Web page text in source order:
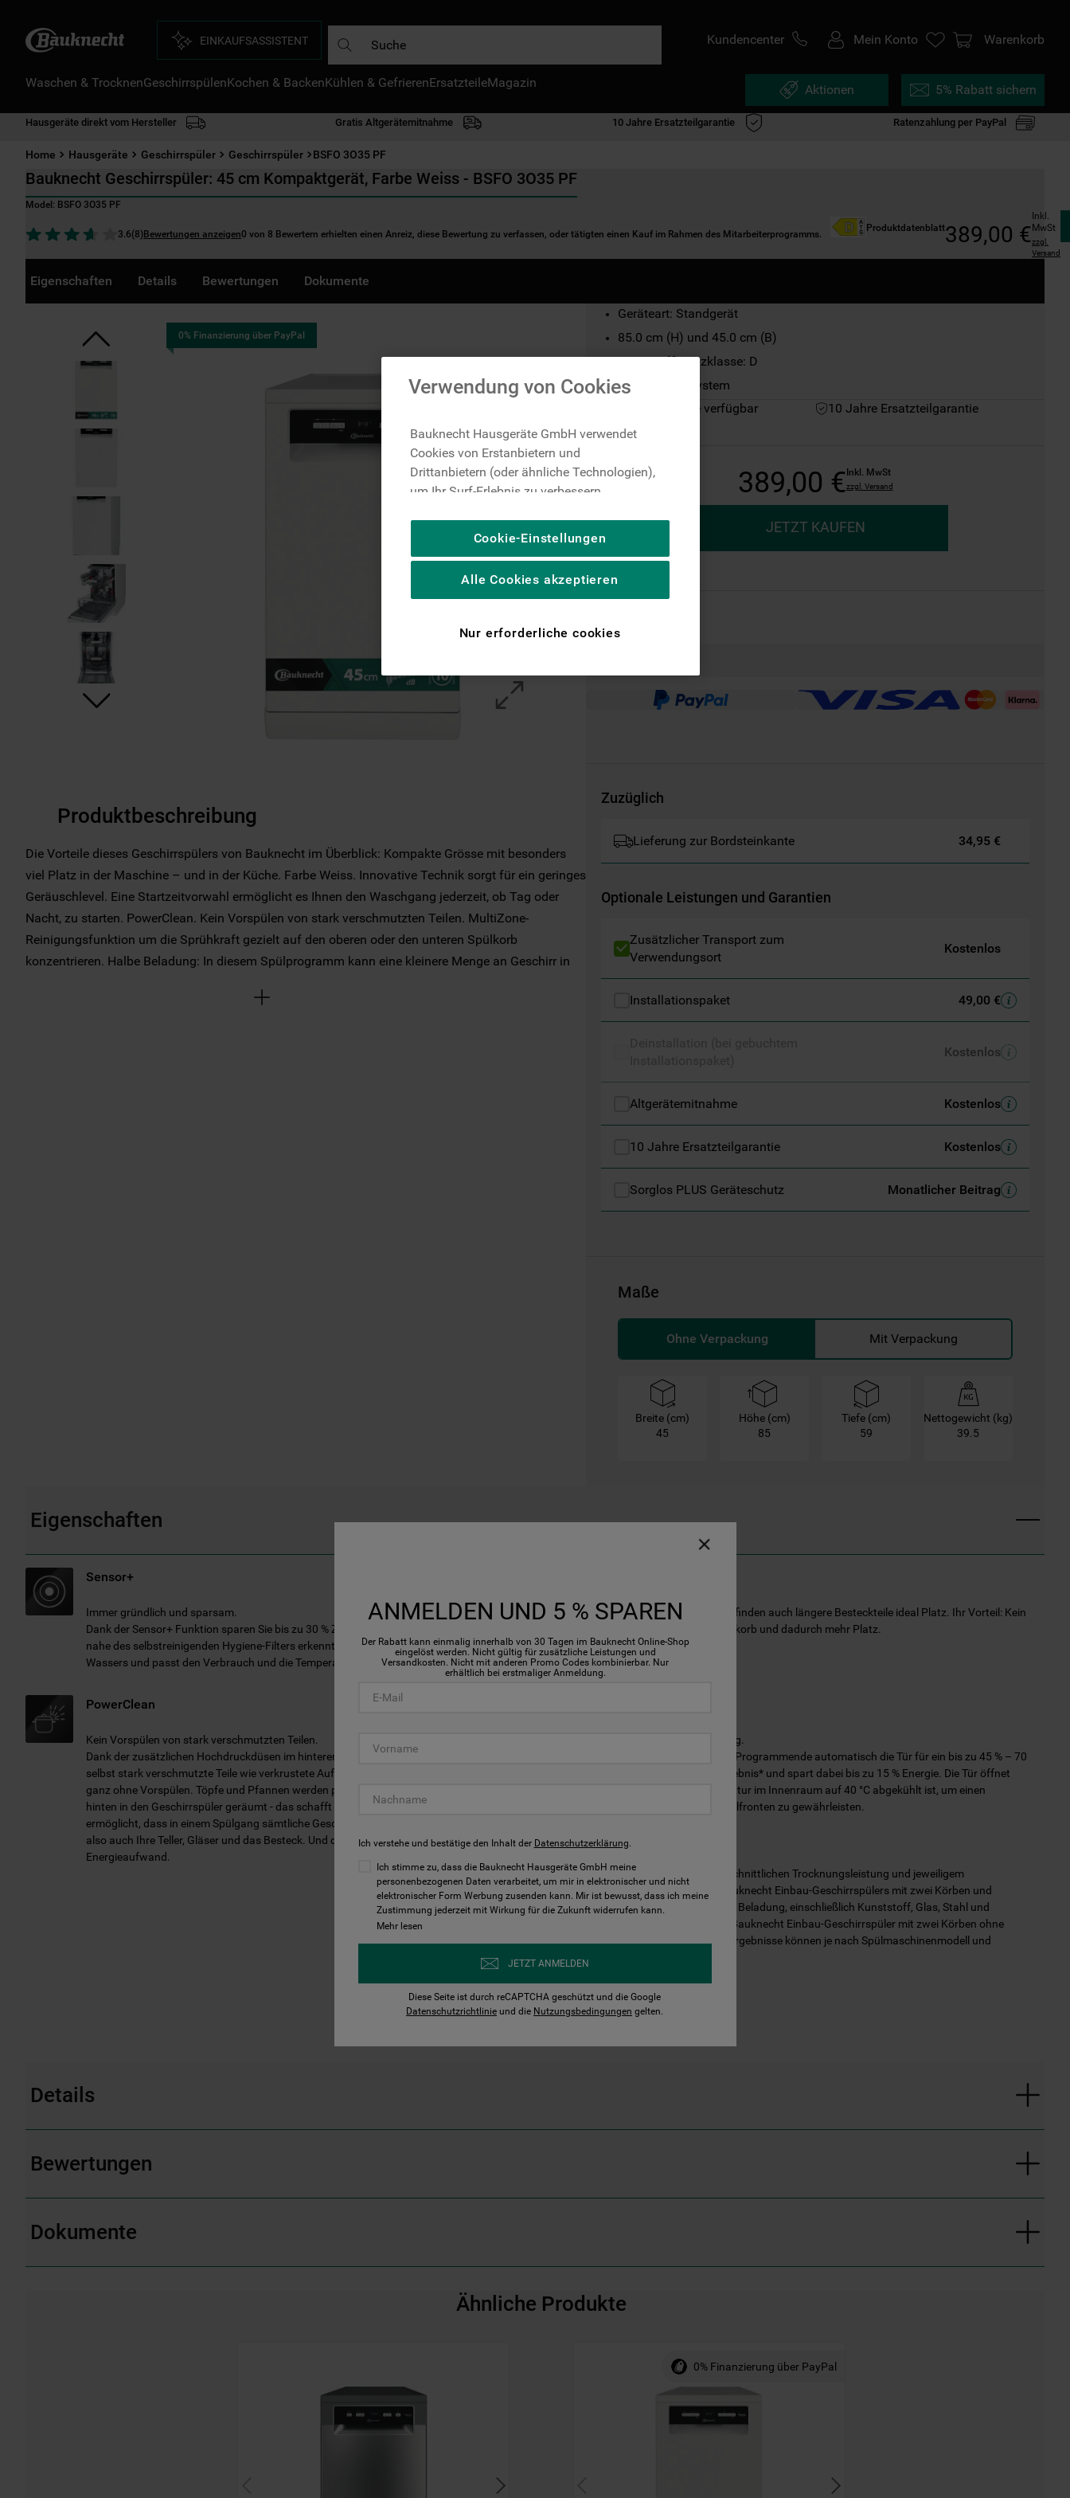
EINKAUFSASSISTENT Kundencenter Mein Konto Warenkorb
Waschen & TrocknenGeschirrspülenKochen & BackenKühlen & GefrierenErsatzteileMagazin Aktionen 5% Rabatt sichern
Hausgeräte direkt vom Hersteller Gratis Altgerätemitnahme 10 Jahre Ersatzteilgarantie Ratenzahlung per PayPal
Home Hausgeräte Geschirrspüler Geschirrspüler BSFO 3O35 PF
Bauknecht Geschirrspüler: 45 cm Kompaktgerät, Farbe Weiss - BSFO 3O35 PF
Model: BSFO 3O35 PF
3.6(8)Bewertungen anzeigen0 von 8 Bewertern erhielten einen Anreiz, diese Bewertung zu verfassen, oder tätigten einen Kauf im Rahmen des Mitarbeiterprogramms.
Produktdatenblatt389,00 €
Inkl.
MwSt
zzgl.
Versand
Eigenschaften Details Bewertungen Dokumente
0% Finanzierung über PayPal
Produktbeschreibung
Die Vorteile dieses Geschirrspülers von Bauknecht im Überblick: Kompakte Grösse mit besonders
viel Platz in der Maschine – und in der Küche. Farbe Weiss. Innovative Technik sorgt für ein geringes
Geräuschlevel. Eine Startzeitvorwahl ermöglicht es Ihnen den Waschgang jederzeit, ob Tag oder
Nacht, zu starten. PowerClean. Kein Vorspülen von stark verschmutzten Teilen. MultiZone-
Reinigungsfunktion um die Sprühkraft gezielt auf den oberen oder den unteren Spülkorb
konzentrieren. Halbe Beladung: In diesem Spülprogramm kann eine kleinere Menge an Geschirr in
Spülergebnisse dank Sensor+. Sensoren messen den Verschmutzungsgrad des Wassers und
Geräteart: Standgerät
85.0 cm (H) und 45.0 cm (B)
Energieeffizienzklasse: D
PowerClean System
Nur noch wenige verfügbar
10 Jahre Ersatzteilgarantie
389,00 €Inkl. MwSt
zzgl. Versand
JETZT KAUFEN
Zuzüglich
Lieferung zur Bordsteinkante 34,95 €
Optionale Leistungen und Garantien
Zusätzlicher Transport zum
Verwendungsort
Kostenlos
Installationspaket 49,00 €
Kostenlos
Altgerätemitnahme Kostenlos
10 Jahre Ersatzteilgarantie Kostenlos
Sorglos PLUS Geräteschutz Monatlicher Beitrag
Maße
Ohne Verpackung Mit Verpackung
Breite (cm)
45
Höhe (cm)
85
Tiefe (cm)
59
Nettogewicht (kg)
39.5
Eigenschaften
Sensor+
Immer gründlich und sparsam.
Dank der Sensor+ Funktion sparen Sie bis zu 30 % Zeit, Wasser und Energie. Ein Sensor
nahe des selbstreinigenden Hygiene-Filters erkennt den Verschmutzungsgrad des
Wassers und passt den Verbrauch und die Temperatur automatisch an.
In dieser dritten Schublade finden auch längere Besteckteile ideal Platz. Ihr Vorteil: Kein
Besteckkorb mehr im Unterkorb und dadurch mehr Platz.
PowerClean
Kein Vorspülen von stark verschmutzten Teilen.
Dank der zusätzlichen Hochdruckdüsen im hinteren Teil des Geschirrspülers werden
selbst stark verschmutzte Teile wie verkrustete Auflaufformen einwandfrei sauber -
ganz ohne Vorspülen. Töpfe und Pfannen werden platzsparend mit der Öffnung nach
hinten in den Geschirrspüler geräumt - das schafft Platz für ein Gedeck mehr und
ermöglicht, dass in einem Spülgang sämtliche Geschirrteile optimal gereinigt werden,
also auch Ihre Teller, Gläser und das Besteck. Und das ohne zusätzliche
Energieaufwand.
Für eine natürliche Trockung.
ActiveDry öffnet nach dem Programmende automatisch die Tür für ein bis zu 45 % – 70
% besseres Trocknungsergebnis* und spart dabei bis zu 15 % Energie. Die Tür öffnet
sich erst, wenn die Temperatur im Innenraum auf 40 °C abgekühlt ist, um einen
optimalen Schutz der Möbelfronten zu gewährleisten.
* Basierend auf der durchschnittlichen Trocknungsleistung und jeweiligem
Energieverbrauch eines Bauknecht Einbau-Geschirrspülers mit zwei Körben und
ActiveDry (mit kombinierter Beladung, einschließlich Kunststoff, Glas, Stahl und
Porzellan) im Vergleich zu Bauknecht Einbau-Geschirrspüler mit zwei Körben ohne
ActiveDry. Die Trocknungsergebnisse können je nach Spülmaschinenmodell und
Details
Bewertungen
Dokumente
Ähnliche Produkte
0% Finanzierung über PayPal
Verwendung von Cookies
Bauknecht Hausgeräte GmbH verwendet
Cookies von Erstanbietern und
Drittanbietern (oder ähnliche Technologien),
um Ihr Surf-Erlebnis zu verbessern
Publikum zu messen (Leistungs-Cookies),
um die redaktionellen Inhalte der Website
basierend auf Ihrer Nutzung der Website zu
personalisieren, die Funktionalität der
spezifische Funktionen anzubieten
Werbung basierend auf Ihren
Gewohnheiten, Interaktionen mit unseren
https://business.safety.google/privacy/
(Profiling- und Marketing-Cookies).
Indem Sie auf die Schaltfläche "Alle
Cookies akzeptieren" klicken, stimmen Sie
der Verwendung all unserer Cookies und der
Weitergabe Ihrer Daten an unsere
Sie Ihre Präferenzen festlegen möchten,
klicken Sie auf die Schaltfläche "Cookie
Informationen" . Wenn Sie auf "Nur
lediglich unbedingt erforderliche Cookis
Cookie-Einstellungen
Nur erforderliche cookies
Alle Cookies akzeptieren
DIE HÄUFIGSTEN SUCHANFRAGEN
3. kühlgefrierkombination
8. mikrowelle
gefriertruhe
ANMELDEN UND 5 % SPAREN
Der Rabatt kann einmalig innerhalb von 30 Tagen im Bauknecht Online-Shop
eingelöst werden. Nicht gültig für zusätzliche Leistungen und
Versandkosten. Nicht mit anderen Promo Codes kombinierbar. Nur
erhältlich bei erstmaliger Anmeldung.
Ich verstehe und bestätige den Inhalt der Datenschutzerklärung.
Ich stimme zu, dass die Bauknecht Hausgeräte GmbH meine
personenbezogenen Daten verarbeitet, um mir in elektronischer und nicht
elektronischer Form Werbung zusenden kann. Mir ist bewusst, dass ich meine
Zustimmung jederzeit mit Wirkung für die Zukunft widerrufen kann.
Mehr lesen
JETZT ANMELDEN
Diese Seite ist durch reCAPTCHA geschützt und die Google
Datenschutzrichtlinie und die Nutzungsbedingungen gelten.